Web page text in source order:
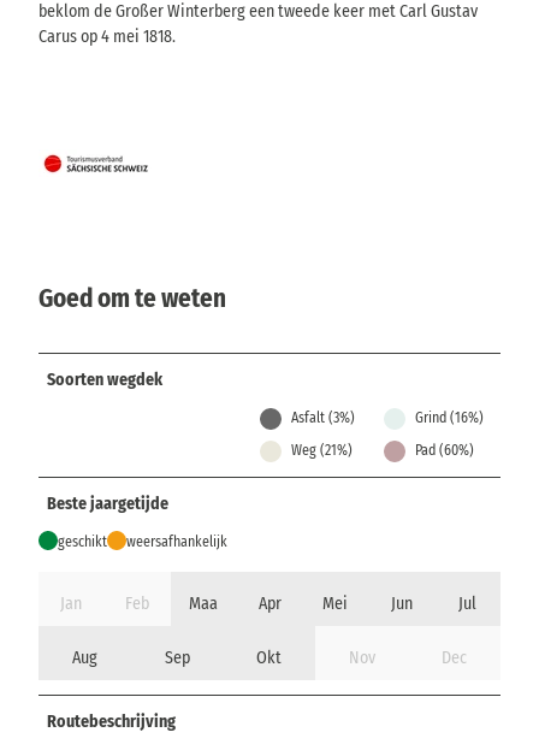
beklom de Großer Winterberg een tweede keer met Carl Gustav
Carus op 4 mei 1818.
Goed om te weten
Soorten wegdek
Asfalt (3%)
Grind (16%)
Weg (21%)
Pad (60%)
Beste jaargetijde
geschikt weersafhankelijk
Jan Feb Maa Apr Mei Jun Jul
Aug Sep Okt Nov Dec
Routebeschrijving